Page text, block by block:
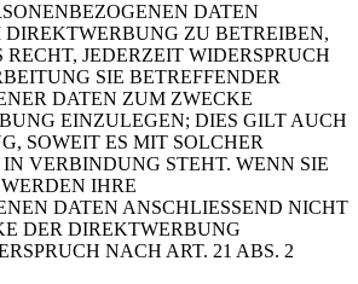
DATEN
ZU BETREIBEN,
JEDERZEIT WIDERSPRUCH
SIE BETREFFENDER
DATEN ZUM ZWECKE
EINZULEGEN; DIES GILT AUCH
SOWEIT ES MIT SOLCHER
VERBINDUNG STEHT. WENN SIE
IHRE
DATEN ANSCHLIESSEND NICHT
DER DIREKTWERBUNG
NACH ART. 21 ABS. 2